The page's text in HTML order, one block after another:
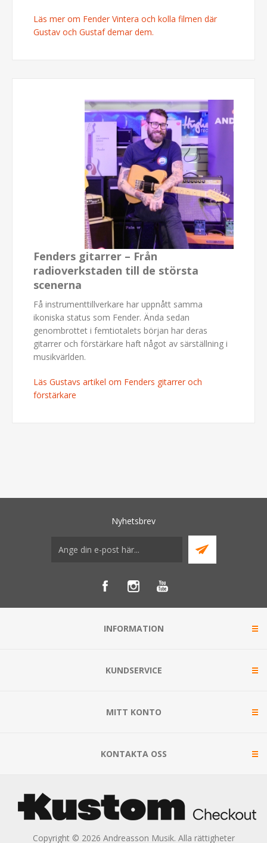
Läs mer om Fender Vintera och kolla filmen där
Gustav och Gustaf demar dem.
Fenders gitarrer – Från
radioverkstaden till de största
scenerna
Få instrumenttillverkare har uppnått samma
ikoniska status som Fender. Ända sedan
genombrottet i femtiotalets början har deras
gitarrer och förstärkare haft något av särställning i
musikvärlden.
Läs Gustavs artikel om Fenders gitarrer och
förstärkare
Nyhetsbrev
INFORMATION
KUNDSERVICE
MITT KONTO
KONTAKTA OSS
Copyright © 2026 Andreasson Musik. Alla rättigheter